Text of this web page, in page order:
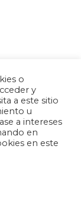
o
y
a este sitio
u
a intereses
en
en este